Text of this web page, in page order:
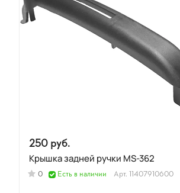
250 руб.
Крышка задней ручки MS-362
0 Есть в наличии Арт. 11407910600